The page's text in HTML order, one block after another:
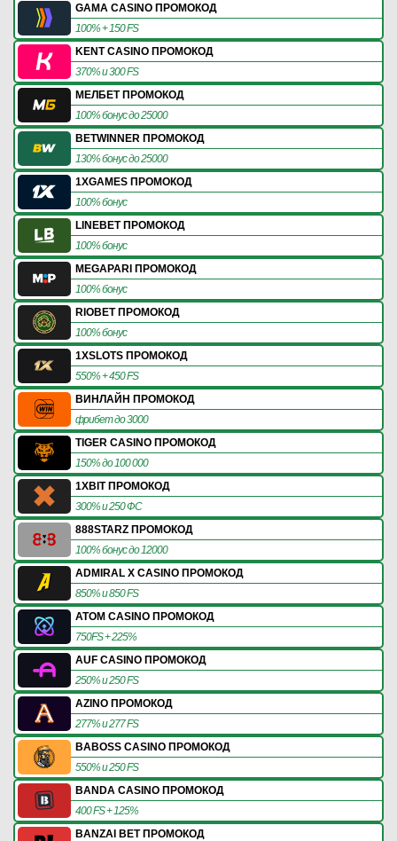
GAMA CASINO ПРОМОКОД
100% + 150 FS
KENT CASINO ПРОМОКОД
370% и 300 FS
МЕЛБЕТ ПРОМОКОД
100% бонус до 25000
BETWINNER ПРОМОКОД
130% бонус до 25000
1XGAMES ПРОМОКОД
100% бонус
LINEBET ПРОМОКОД
100% бонус
MEGAPARI ПРОМОКОД
100% бонус
RIOBET ПРОМОКОД
100% бонус
1XSLOTS ПРОМОКОД
550% + 450 FS
ВИНЛАЙН ПРОМОКОД
фрибет до 3000
TIGER CASINO ПРОМОКОД
150% до 100 000
1XBIT ПРОМОКОД
300% и 250 ФС
888STARZ ПРОМОКОД
100% бонус до 12000
ADMIRAL X CASINO ПРОМОКОД
850% и 850 FS
ATOM CASINO ПРОМОКОД
750FS + 225%
AUF CASINO ПРОМОКОД
250% и 250 FS
AZINO ПРОМОКОД
277% и 277 FS
BABOSS CASINO ПРОМОКОД
550% и 250 FS
BANDA CASINO ПРОМОКОД
400 FS + 125%
BANZAI BET ПРОМОКОД